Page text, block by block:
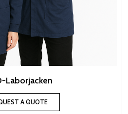
Laborjacken
A QUOTE